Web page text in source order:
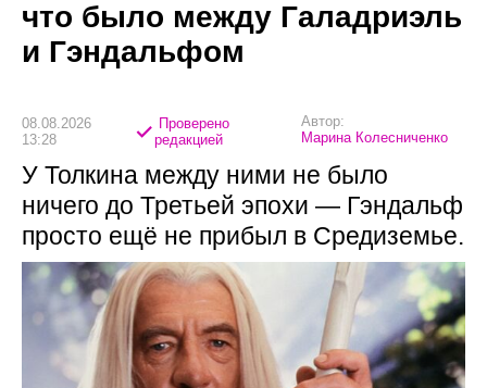
что было между Галадриэль
и Гэндальфом
08.08.2026
13:28
Проверено
редакцией
Автор:
Марина Колесниченко
У Толкина между ними не было
ничего до Третьей эпохи — Гэндальф
просто ещё не прибыл в Средиземье.